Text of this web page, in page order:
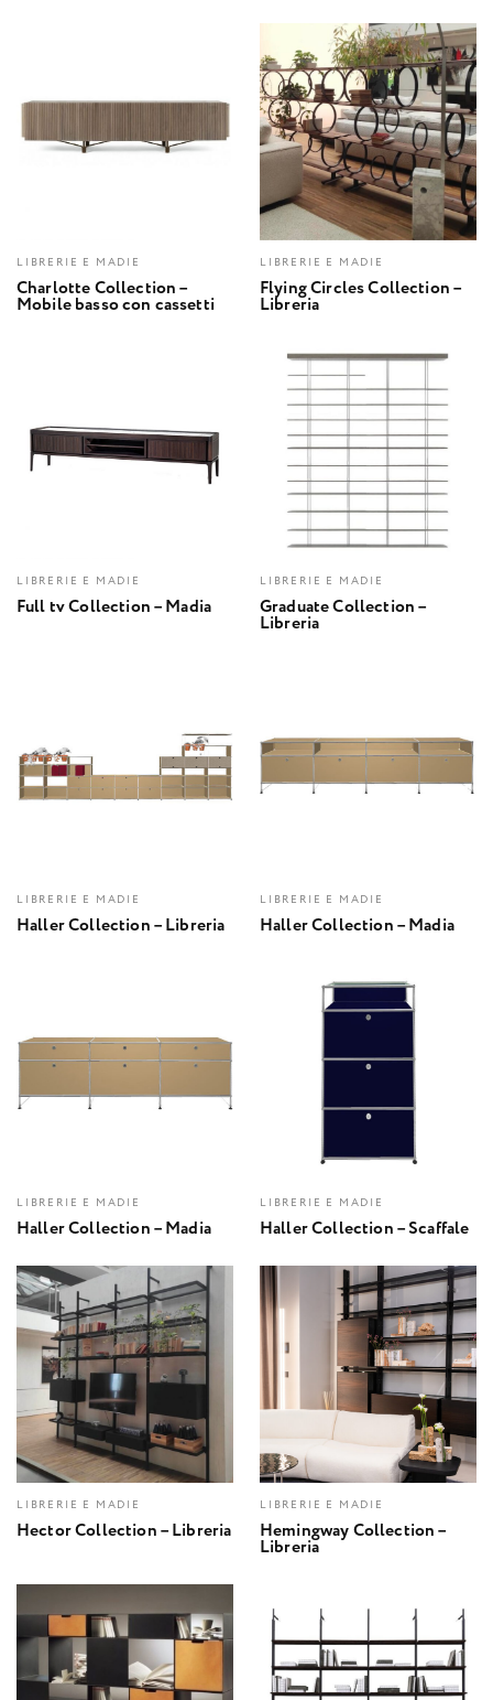
LIBRERIE E MADIE
Charlotte Collection –
Mobile basso con cassetti
LIBRERIE E MADIE
Flying Circles Collection –
Libreria
LIBRERIE E MADIE
Full tv Collection – Madia
LIBRERIE E MADIE
Graduate Collection –
Libreria
LIBRERIE E MADIE
Haller Collection – Libreria
LIBRERIE E MADIE
Haller Collection – Madia
LIBRERIE E MADIE
Haller Collection – Madia
LIBRERIE E MADIE
Haller Collection – Scaffale
LIBRERIE E MADIE
Hector Collection – Libreria
LIBRERIE E MADIE
Hemingway Collection –
Libreria